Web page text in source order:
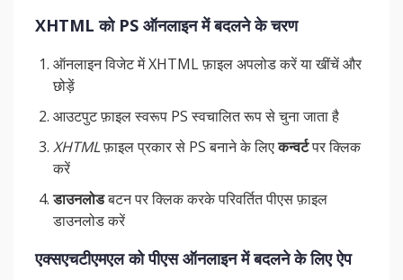
XHTML को PS ऑनलाइन में बदलने के चरण
ऑनलाइन विजेट में XHTML फ़ाइल अपलोड करें या खींचें और
छोड़ें
आउटपुट फ़ाइल स्वरूप PS स्वचालित रूप से चुना जाता है
XHTMLफ़ाइल प्रकार से PS बनाने के लिएकन्वर्टपर क्लिक
करें
डाउनलोडबटन पर क्लिक करके परिवर्तित पीएस फ़ाइल
डाउनलोड करें
एक्सएचटीएमएल को पीएस ऑनलाइन में बदलने के लिए ऐप